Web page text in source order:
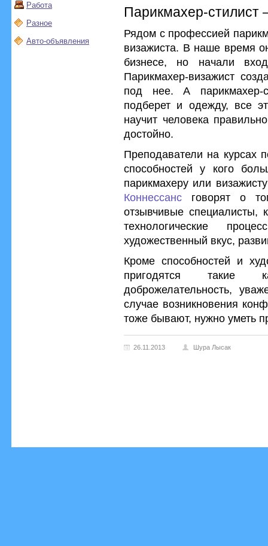
Работа
Разное
Авто-объявления
Парикмахер-стилист
Рядом с профессией
визажиста. В наше время
бизнесе, но начали
Парикмахер-визажист
под нее. А парикмахер-
подберет и одежду, все
научит человека
достойно.
Преподаватели на курсах
способностей у кого
парикмахеру или
Коннессанс говорят о
отзывчивые специалисты,
технологические
художественный вкус,
Кроме способностей и
пригодятся такие
доброжелательность,
случае возникновения
тоже бывают, нужно уметь
26.11.2013 Шура Лысак